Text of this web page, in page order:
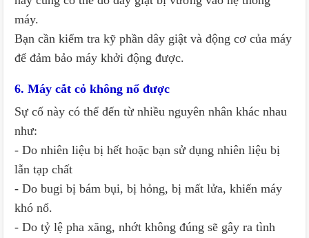
máy.
Bạn cần kiểm tra kỹ phần dây giật và động cơ của máy
để đảm bảo máy khởi động được.
6. Máy cắt cỏ không nổ được
Sự cố này có thể đến từ nhiều nguyên nhân khác nhau
như:
- Do nhiên liệu bị hết hoặc bạn sử dụng nhiên liệu bị
lẫn tạp chất
- Do bugi bị bám bụi, bị hỏng, bị mất lửa, khiến máy
khó nổ.
- Do tỷ lệ pha xăng, nhớt không đúng sẽ gây ra tình